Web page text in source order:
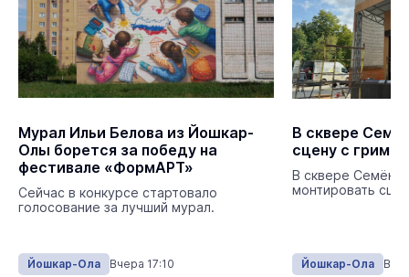
Мурал Ильи Белова из Йошкар-
Олы борется за победу на
фестивале «ФормАРТ»
Сейчас в конкурсе стартовало
голосование за лучший мурал.
Йошкар-Ола Вчера 17:10
В сквере
сцену с
В сквере
монтировать
Йошкар-Ола